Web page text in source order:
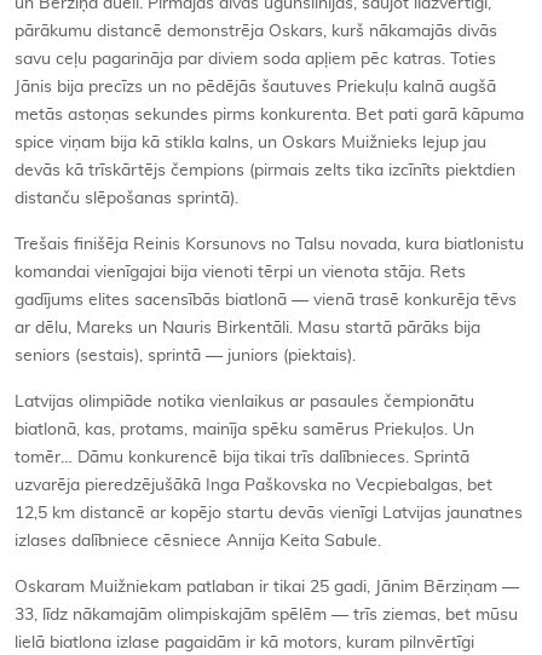
un Bērziņa duelī. Pirmajās divās ugunslīnijās, šaujot līdzvērtīgi,
pārākumu distancē demonstrēja Oskars, kurš nākamajās divās
savu ceļu pagarināja par diviem soda apļiem pēc katras. Toties
Jānis bija precīzs un no pēdējās šautuves Priekuļu kalnā augšā
metās astoņas sekundes pirms konkurenta. Bet pati garā kāpuma
spice viņam bija kā stikla kalns, un Oskars Muižnieks lejup jau
devās kā trīskārtējs čempions (pirmais zelts tika izcīnīts piektdien
distanču slēpošanas sprintā).
Trešais finišēja Reinis Korsunovs no Talsu novada, kura biatlonistu
komandai vienīgajai bija vienoti tērpi un vienota stāja. Rets
gadījums elites sacensībās biatlonā — vienā trasē konkurēja tēvs
ar dēlu, Mareks un Nauris Birkentāli. Masu startā pārāks bija
seniors (sestais), sprintā — juniors (piektais).
Latvijas olimpiāde notika vienlaikus ar pasaules čempionātu
biatlonā, kas, protams, mainīja spēku samērus Priekuļos. Un
tomēr… Dāmu konkurencē bija tikai trīs dalībnieces. Sprintā
uzvarēja pieredzējušākā Inga Paškovska no Vecpiebalgas, bet
12,5 km distancē ar kopējo startu devās vienīgi Latvijas jaunatnes
izlases dalībniece cēsniece Annija Keita Sabule.
Oskaram Muižniekam patlaban ir tikai 25 gadi, Jānim Bērziņam —
33, līdz nākamajām olimpiskajām spēlēm — trīs ziemas, bet mūsu
lielā biatlona izlase pagaidām ir kā motors, kuram pilnvērtīgi